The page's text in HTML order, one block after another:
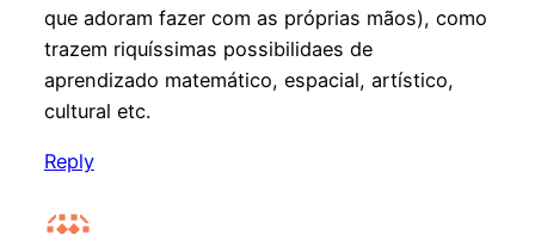
que adoram fazer com as próprias mãos), como
trazem riquíssimas possibilidaes de
aprendizado matemático, espacial, artístico,
cultural etc.
Reply